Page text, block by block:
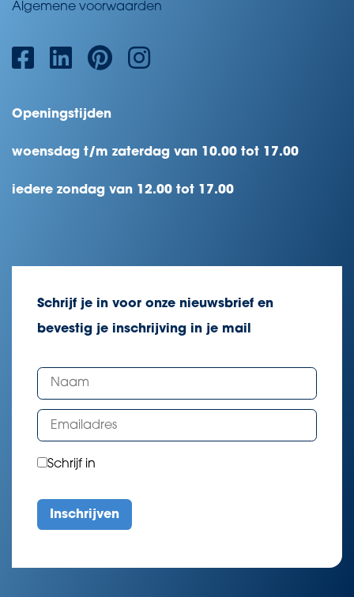
Algemene voorwaarden
Openingstijden
woensdag t/m zaterdag van 10.00 tot 17.00
iedere zondag van 12.00 tot 17.00
Schrijf je in voor onze nieuwsbrief en
bevestig je inschrijving in je mail
Schrijf in